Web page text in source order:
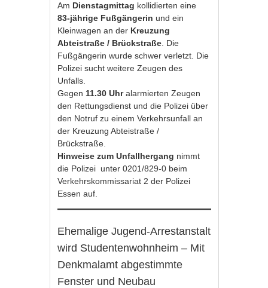
Am Dienstagmittag kollidierten eine
83-jährige Fußgängerin und ein
Kleinwagen an der Kreuzung
Abteistraße / Brückstraße . Die
Fußgängerin wurde schwer verletzt. Die
Polizei sucht weitere Zeugen des
Unfalls.
Gegen 11.30 Uhralarmierten Zeugen
den Rettungsdienst und die Polizei über
den Notruf zu einem Verkehrsunfall an
der Kreuzung Abteistraße /
Brückstraße.
Hinweise zum Unfallhergang nimmt
die Polizei unter 0201/829-0 beim
Verkehrskommissariat 2 der Polizei
Essen auf.
Ehemalige Jugend-Arrestanstalt
wird Studentenwohnheim – Mit
Denkmalamt abgestimmte
Fenster und Neubau